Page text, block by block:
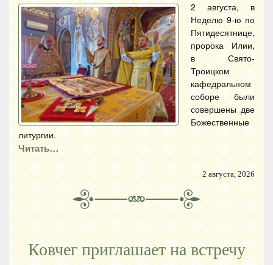
2 августа, в
Неделю 9-ю по
Пятидесятнице,
пророка Илии,
в Свято-
Троицком
кафедральном
соборе были
совершены две
Божественные
литургии.
Читать…
2 августа, 2026
Ковчег приглашает на встречу